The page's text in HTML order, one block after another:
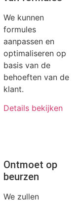
We kunnen
formules
aanpassen en
optimaliseren op
basis van de
behoeften van de
klant.
Details bekijken
Ontmoet op
beurzen
We zullen